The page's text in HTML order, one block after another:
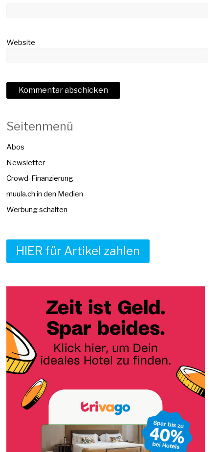
Website
Seitenmenü
Abos
Newsletter
Crowd-Finanzierung
muula.ch in den Medien
Werbung schalten
HIER für Artikel zahlen